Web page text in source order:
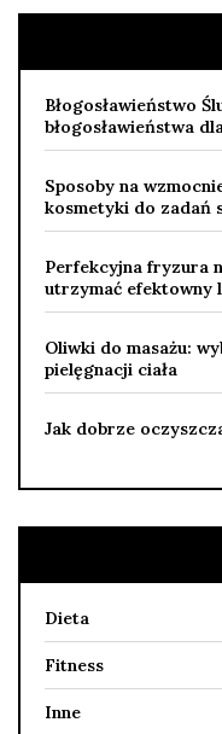
Błogosławieństwo
błogosławieństwa
Sposoby na
kosmetyki do zadań
Perfekcyjna fryzura
utrzymać efektowny
Oliwki do masażu:
pielęgnacji ciała
Jak dobrze
Dieta
Fitness
Inne